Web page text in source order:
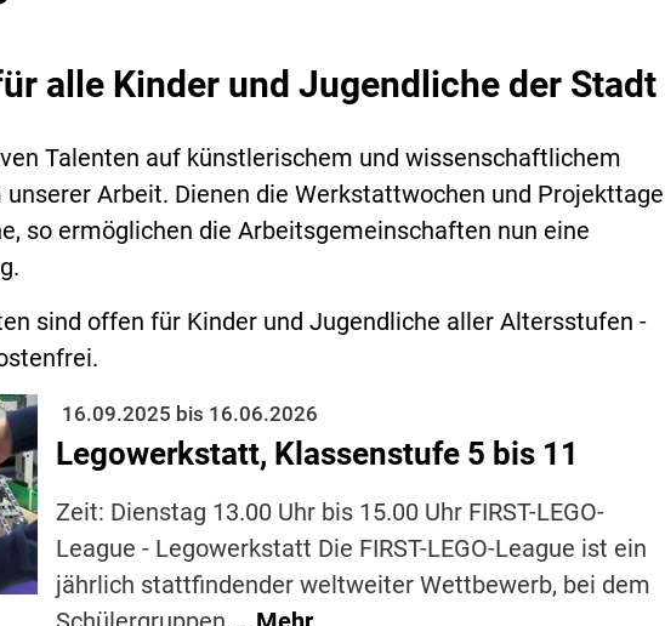
alle Kinder und Jugendliche der Stadt
Talenten auf künstlerischem und wissenschaftlichem
Arbeit. Dienen die Werkstattwochen und Projekttage
so ermöglichen die Arbeitsgemeinschaften nun eine
sind offen für Kinder und Jugendliche aller Altersstufen -
16.09.2025 bis 16.06.2026
Legowerkstatt, Klassenstufe 5 bis 11
Zeit: Dienstag 13.00 Uhr bis 15.00 Uhr FIRST-LEGO-
League - Legowerkstatt Die FIRST-LEGO-League ist ein
jährlich stattfindender weltweiter Wettbewerb, bei dem